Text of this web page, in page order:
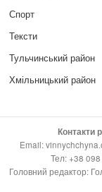
Спорт
Тексти
Тульчинський район
Хмільницький район
Контакти
Email:
Тел: +38
Головний редактор: